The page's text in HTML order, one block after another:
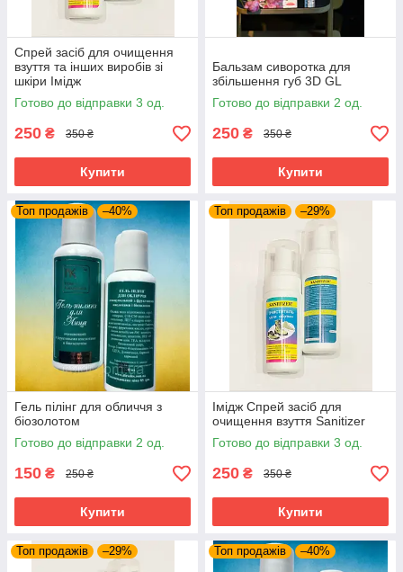
Спрей засіб для очищення
взуття та інших виробів зі
шкіри Імідж
Готово до відправки 3 од.
250 ₴ 350 ₴
Купити
Бальзам сиворотка для
збільшення губ 3D GL
Готово до відправки 2 од.
250 ₴ 350 ₴
Купити
Топ продажів –40%
Гель пілінг для обличчя з
біозолотом
Готово до відправки 2 од.
150 ₴ 250 ₴
Купити
Топ продажів –29%
Імідж Спрей засіб для
очищення взуття Sanitizer
Готово до відправки 3 од.
250 ₴ 350 ₴
Купити
Топ продажів –29% Топ продажів –40%